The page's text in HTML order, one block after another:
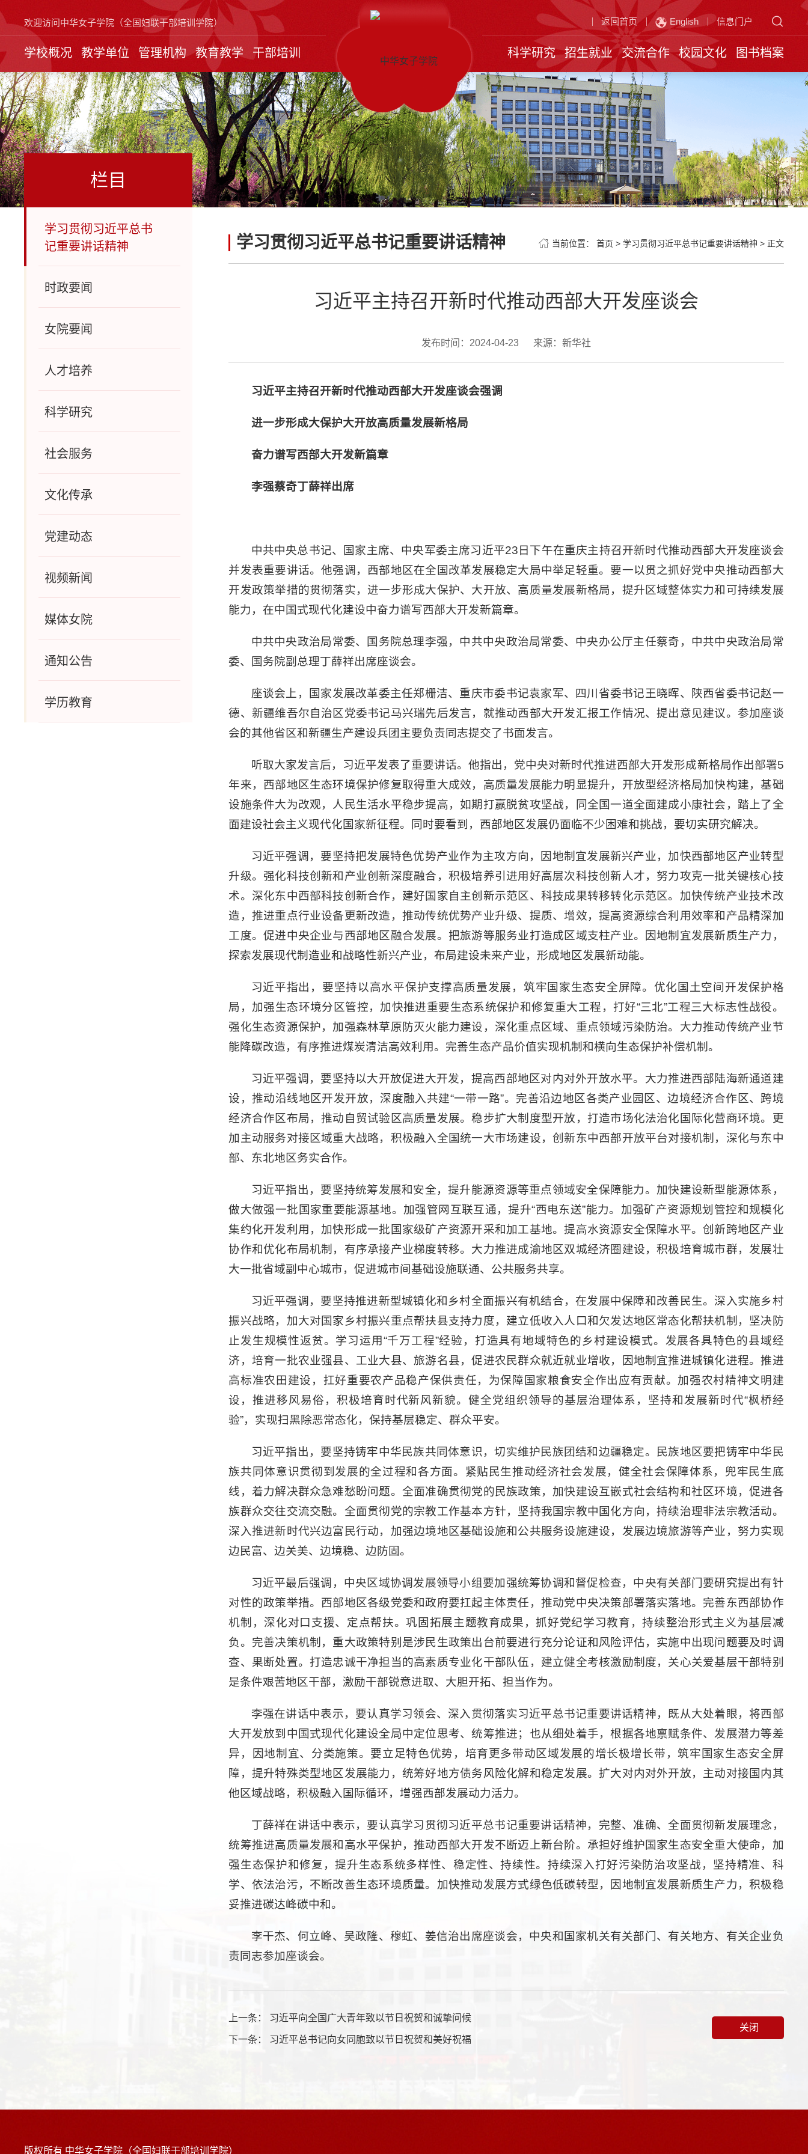
欢迎访问中华女子学院（全国妇联干部培训学院） 返回首页 English 信息门户
学校概况 教学单位 管理机构 教育教学 干部培训 科学研究 招生就业 交流合作 校园文化 图书档案
栏目
学习贯彻习近平总书
记重要讲话精神
时政要闻
女院要闻
人才培养
科学研究
社会服务
文化传承
党建动态
视频新闻
媒体女院
通知公告
学历教育
学习贯彻习近平总书记重要讲话精神 当前位置： 首页 > 学习贯彻习近平总书记重要讲话精神 > 正文
习近平主持召开新时代推动西部大开发座谈会
发布时间：2024-04-23 来源：新华社
习近平主持召开新时代推动西部大开发座谈会强调
进一步形成大保护大开放高质量发展新格局
奋力谱写西部大开发新篇章
李强蔡奇丁薛祥出席
中共中央总书记、国家主席、中央军委主席习近平23日下午在重庆主持召开新时代推动西部大开发座谈会
并发表重要讲话。他强调，西部地区在全国改革发展稳定大局中举足轻重。要一以贯之抓好党中央推动西部大
开发政策举措的贯彻落实，进一步形成大保护、大开放、高质量发展新格局，提升区域整体实力和可持续发展
能力，在中国式现代化建设中奋力谱写西部大开发新篇章。
中共中央政治局常委、国务院总理李强，中共中央政治局常委、中央办公厅主任蔡奇，中共中央政治局常
委、国务院副总理丁薛祥出席座谈会。
座谈会上，国家发展改革委主任郑栅洁、重庆市委书记袁家军、四川省委书记王晓晖、陕西省委书记赵一
德、新疆维吾尔自治区党委书记马兴瑞先后发言，就推动西部大开发汇报工作情况、提出意见建议。参加座谈
会的其他省区和新疆生产建设兵团主要负责同志提交了书面发言。
听取大家发言后，习近平发表了重要讲话。他指出，党中央对新时代推进西部大开发形成新格局作出部署5
年来，西部地区生态环境保护修复取得重大成效，高质量发展能力明显提升，开放型经济格局加快构建，基础
设施条件大为改观，人民生活水平稳步提高，如期打赢脱贫攻坚战，同全国一道全面建成小康社会，踏上了全
面建设社会主义现代化国家新征程。同时要看到，西部地区发展仍面临不少困难和挑战，要切实研究解决。
习近平强调，要坚持把发展特色优势产业作为主攻方向，因地制宜发展新兴产业，加快西部地区产业转型
升级。强化科技创新和产业创新深度融合，积极培养引进用好高层次科技创新人才，努力攻克一批关键核心技
术。深化东中西部科技创新合作，建好国家自主创新示范区、科技成果转移转化示范区。加快传统产业技术改
造，推进重点行业设备更新改造，推动传统优势产业升级、提质、增效，提高资源综合利用效率和产品精深加
工度。促进中央企业与西部地区融合发展。把旅游等服务业打造成区域支柱产业。因地制宜发展新质生产力，
探索发展现代制造业和战略性新兴产业，布局建设未来产业，形成地区发展新动能。
习近平指出，要坚持以高水平保护支撑高质量发展，筑牢国家生态安全屏障。优化国土空间开发保护格
局，加强生态环境分区管控，加快推进重要生态系统保护和修复重大工程，打好“三北”工程三大标志性战役。
强化生态资源保护，加强森林草原防灭火能力建设，深化重点区域、重点领域污染防治。大力推动传统产业节
能降碳改造，有序推进煤炭清洁高效利用。完善生态产品价值实现机制和横向生态保护补偿机制。
习近平强调，要坚持以大开放促进大开发，提高西部地区对内对外开放水平。大力推进西部陆海新通道建
设，推动沿线地区开发开放，深度融入共建“一带一路”。完善沿边地区各类产业园区、边境经济合作区、跨境
经济合作区布局，推动自贸试验区高质量发展。稳步扩大制度型开放，打造市场化法治化国际化营商环境。更
加主动服务对接区域重大战略，积极融入全国统一大市场建设，创新东中西部开放平台对接机制，深化与东中
部、东北地区务实合作。
习近平指出，要坚持统筹发展和安全，提升能源资源等重点领域安全保障能力。加快建设新型能源体系，
做大做强一批国家重要能源基地。加强管网互联互通，提升“西电东送”能力。加强矿产资源规划管控和规模化
集约化开发利用，加快形成一批国家级矿产资源开采和加工基地。提高水资源安全保障水平。创新跨地区产业
协作和优化布局机制，有序承接产业梯度转移。大力推进成渝地区双城经济圈建设，积极培育城市群，发展壮
大一批省域副中心城市，促进城市间基础设施联通、公共服务共享。
习近平强调，要坚持推进新型城镇化和乡村全面振兴有机结合，在发展中保障和改善民生。深入实施乡村
振兴战略，加大对国家乡村振兴重点帮扶县支持力度，建立低收入人口和欠发达地区常态化帮扶机制，坚决防
止发生规模性返贫。学习运用“千万工程”经验，打造具有地域特色的乡村建设模式。发展各具特色的县域经
济，培育一批农业强县、工业大县、旅游名县，促进农民群众就近就业增收，因地制宜推进城镇化进程。推进
高标准农田建设，扛好重要农产品稳产保供责任，为保障国家粮食安全作出应有贡献。加强农村精神文明建
设，推进移风易俗，积极培育时代新风新貌。健全党组织领导的基层治理体系，坚持和发展新时代“枫桥经
验”，实现扫黑除恶常态化，保持基层稳定、群众平安。
习近平指出，要坚持铸牢中华民族共同体意识，切实维护民族团结和边疆稳定。民族地区要把铸牢中华民
族共同体意识贯彻到发展的全过程和各方面。紧贴民生推动经济社会发展，健全社会保障体系，兜牢民生底
线，着力解决群众急难愁盼问题。全面准确贯彻党的民族政策，加快建设互嵌式社会结构和社区环境，促进各
族群众交往交流交融。全面贯彻党的宗教工作基本方针，坚持我国宗教中国化方向，持续治理非法宗教活动。
深入推进新时代兴边富民行动，加强边境地区基础设施和公共服务设施建设，发展边境旅游等产业，努力实现
边民富、边关美、边境稳、边防固。
习近平最后强调，中央区域协调发展领导小组要加强统筹协调和督促检查，中央有关部门要研究提出有针
对性的政策举措。西部地区各级党委和政府要扛起主体责任，推动党中央决策部署落实落地。完善东西部协作
机制，深化对口支援、定点帮扶。巩固拓展主题教育成果，抓好党纪学习教育，持续整治形式主义为基层减
负。完善决策机制，重大政策特别是涉民生政策出台前要进行充分论证和风险评估，实施中出现问题要及时调
查、果断处置。打造忠诚干净担当的高素质专业化干部队伍，建立健全考核激励制度，关心关爱基层干部特别
是条件艰苦地区干部，激励干部锐意进取、大胆开拓、担当作为。
李强在讲话中表示，要认真学习领会、深入贯彻落实习近平总书记重要讲话精神，既从大处着眼，将西部
大开发放到中国式现代化建设全局中定位思考、统筹推进；也从细处着手，根据各地禀赋条件、发展潜力等差
异，因地制宜、分类施策。要立足特色优势，培育更多带动区域发展的增长极增长带，筑牢国家生态安全屏
障，提升特殊类型地区发展能力，统筹好地方债务风险化解和稳定发展。扩大对内对外开放，主动对接国内其
他区域战略，积极融入国际循环，增强西部发展动力活力。
丁薛祥在讲话中表示，要认真学习贯彻习近平总书记重要讲话精神，完整、准确、全面贯彻新发展理念，
统筹推进高质量发展和高水平保护，推动西部大开发不断迈上新台阶。承担好维护国家生态安全重大使命，加
强生态保护和修复，提升生态系统多样性、稳定性、持续性。持续深入打好污染防治攻坚战，坚持精准、科
学、依法治污，不断改善生态环境质量。加快推动发展方式绿色低碳转型，因地制宜发展新质生产力，积极稳
妥推进碳达峰碳中和。
李干杰、何立峰、吴政隆、穆虹、姜信治出席座谈会，中央和国家机关有关部门、有关地方、有关企业负
责同志参加座谈会。
上一条： 习近平向全国广大青年致以节日祝贺和诚挚问候
下一条： 习近平总书记向女同胞致以节日祝贺和美好祝福
关闭
版权所有 中华女子学院（全国妇联干部培训学院）